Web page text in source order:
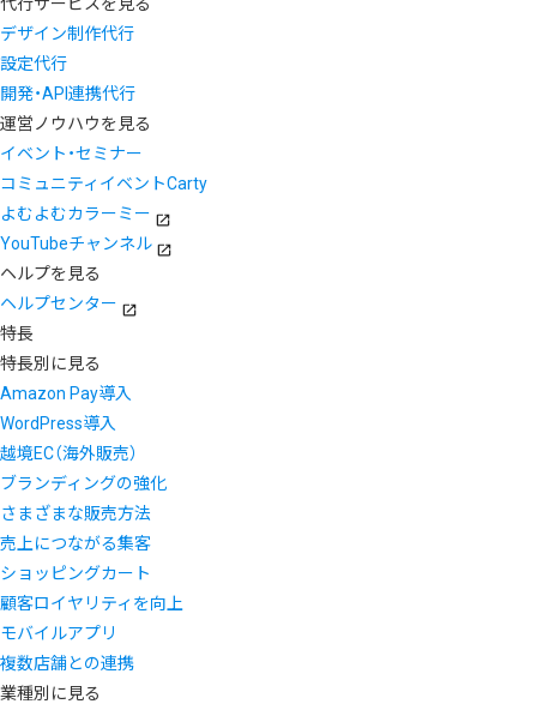
デザイン制作代行
設定代行
開発・API連携代行
運営ノウハウを見る
イベント・セミナー
コミュニティイベントCarty
よむよむカラーミー
YouTubeチャンネル
ヘルプを見る
ヘルプセンター
特長
特長別に見る
Amazon Pay導入
WordPress導入
越境EC（海外販売）
ブランディングの強化
さまざまな販売方法
売上につながる集客
ショッピングカート
顧客ロイヤリティを向上
モバイルアプリ
複数店舗との連携
業種別に見る